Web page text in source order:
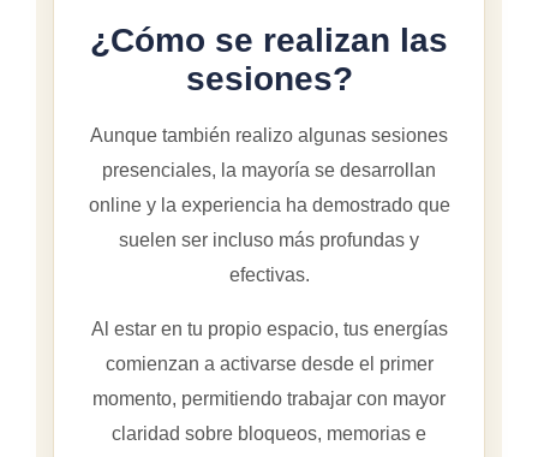
¿Cómo se realizan las
sesiones?
Aunque también realizo algunas sesiones
presenciales, la mayoría se desarrollan
online y la experiencia ha demostrado que
suelen ser incluso más profundas y
efectivas.
Al estar en tu propio espacio, tus energías
comienzan a activarse desde el primer
momento, permitiendo trabajar con mayor
claridad sobre bloqueos, memorias e